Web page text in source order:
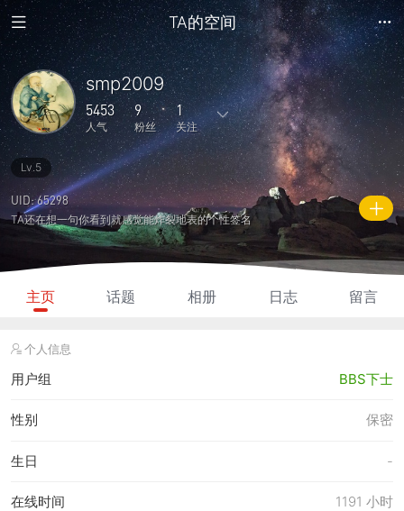
TA的空间
smp2009
5453
人气
9
粉丝
1
关注
60
主题
886
回复
0
日志
0
相册
1
好友
9 1
关注
0
说说
5453
人气
1320
积分
Lv.5
UID: 65298
TA还在想一句你看到就感觉能炸裂地表的个性签名
主页 话题 相册 日志 留言
个人信息
用户组 BBS下士
保密
性别
-
生日
1191 小时
在线时间